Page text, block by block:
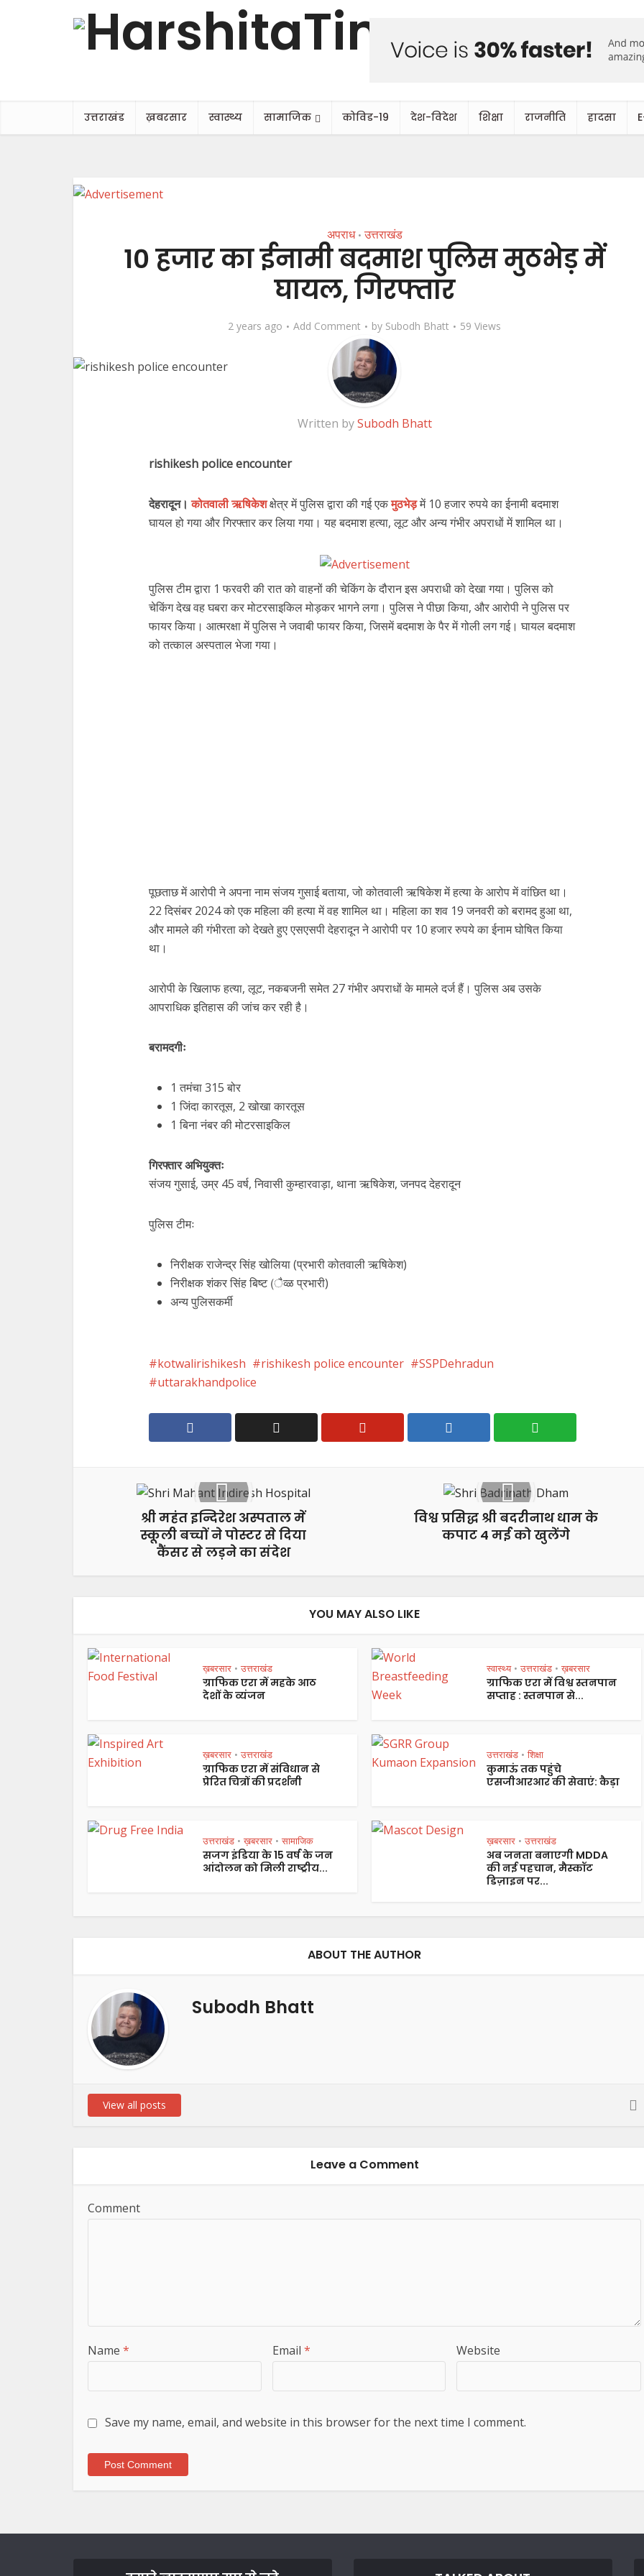
उत्तराखंड ख़बरसार स्वास्थ्य सामाजिक कोविड-19 देश-विदेश शिक्षा राजनीति हादसा
अपराध • उत्तराखंड
10 हजार का ईनामी बदमाश पुलिस मुठभेड़ में
घायल, गिरफ्तार
2 years ago Add Comment by Subodh Bhatt 59 Views
Written bySubodh Bhatt
rishikesh police encounter
देहरादून। कोतवाली ऋषिकेशक्षेत्र में पुलिस द्वारा की गई एकमुठभेड़में 10 हजार रुपये का ईनामी बदमाश
घायल हो गया और गिरफ्तार कर लिया गया। यह बदमाश हत्या, लूट और अन्य गंभीर अपराधों में शामिल था।
पुलिस टीम द्वारा 1 फरवरी की रात को वाहनों की चेकिंग के दौरान इस अपराधी को देखा गया। पुलिस को
चेकिंग देख वह घबरा कर मोटरसाइकिल मोड़कर भागने लगा। पुलिस ने पीछा किया, और आरोपी ने पुलिस पर
फायर किया। आत्मरक्षा में पुलिस ने जवाबी फायर किया, जिसमें बदमाश के पैर में गोली लग गई। घायल बदमाश
को तत्काल अस्पताल भेजा गया।
पूछताछ में आरोपी ने अपना नाम संजय गुसाई बताया, जो कोतवाली ऋषिकेश में हत्या के आरोप में वांछित था।
22 दिसंबर 2024 को एक महिला की हत्या में वह शामिल था। महिला का शव 19 जनवरी को बरामद हुआ था,
और मामले की गंभीरता को देखते हुए एसएसपी देहरादून ने आरोपी पर 10 हजार रुपये का ईनाम घोषित किया
था।
आरोपी के खिलाफ हत्या, लूट, नकबजनी समेत 27 गंभीर अपराधों के मामले दर्ज हैं। पुलिस अब उसके
आपराधिक इतिहास की जांच कर रही है।
बरामदगीः
1 तमंचा 315 बोर
1 जिंदा कारतूस, 2 खोखा कारतूस
1 बिना नंबर की मोटरसाइकिल
गिरफ्तार अभियुक्तः
संजय गुसाई, उम्र 45 वर्ष, निवासी कुम्हारवाड़ा, थाना ऋषिकेश, जनपद देहरादून
पुलिस टीमः
निरीक्षक राजेन्द्र सिंह खोलिया (प्रभारी कोतवाली ऋषिकेश)
निरीक्षक शंकर सिंह बिष्ट (ैव्ळ प्रभारी)
अन्य पुलिसकर्मी
kotwalirishikesh rishikesh police encounter
SSPDehradun
uttarakhandpolice
श्री महंत इन्दिरेश अस्पताल में
स्कूली बच्चों ने पोस्टर से दिया
कैंसर से लड़ने का संदेश
विश्व प्रसिद्ध श्री बदरीनाथ धाम के
कपाट 4 मई को खुलेंगे
YOU MAY ALSO LIKE
ख़बरसार • उत्तराखंड
ग्राफिक एरा में महके आठ
देशों के व्यंजन
स्वास्थ्य • उत्तराखंड • ख़बरसार
ग्राफिक एरा में विश्व स्तनपान
सप्ताह : स्तनपान से...
ख़बरसार • उत्तराखंड
ग्राफिक एरा में संविधान से
प्रेरित चित्रों की प्रदर्शनी
उत्तराखंड • शिक्षा
कुमाऊं तक पहुंचे
एसजीआरआर की सेवाएं: कैड़ा
उत्तराखंड • ख़बरसार • सामाजिक
सजग इंडिया के 15 वर्ष के जन
आंदोलन को मिली राष्ट्रीय...
ख़बरसार • उत्तराखंड
अब जनता बनाएगी MDDA
की नई पहचान, मैस्कॉट
डिज़ाइन पर...
ABOUT THE AUTHOR
Subodh Bhatt
View all posts
Leave a Comment
Comment
Name * Email * Website
Save my name, email, and website in this browser for the next time I comment.